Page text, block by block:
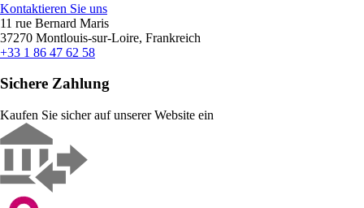
Kontaktieren Sie uns
11 rue Bernard Maris
37270 Montlouis-sur-Loire, Frankreich
+33 1 86 47 62 58
Sichere Zahlung
Kaufen Sie sicher auf unserer Website ein